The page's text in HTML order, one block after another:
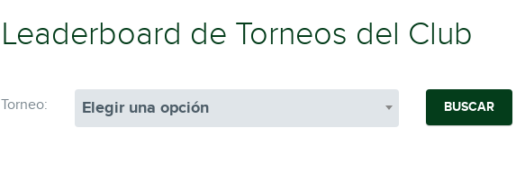
Leaderboard de Torneos del Club
Torneo: Elegir una opción BUSCAR